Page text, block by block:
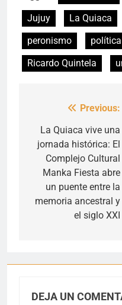
Jujuy
La Quiaca
peronismo
Ricardo Quintela
Navegación
de
entradas
Previous:
La Quiaca vive una
jornada histórica: El
Complejo Cultural
Manka Fiesta abre
un puente entre la
memoria ancestral y
el siglo XXI
DEJA UN